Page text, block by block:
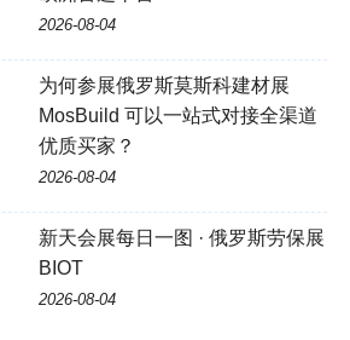
2026-08-04
为何参展俄罗斯莫斯科建材展
MosBuild 可以一站式对接全渠道
优质买家？
2026-08-04
新天会展每日一图 · 俄罗斯劳保展
BIOT
2026-08-04